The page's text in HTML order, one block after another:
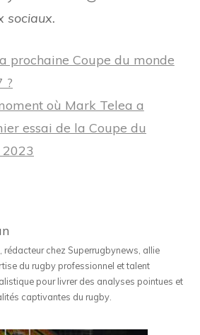
sociaux.
prochaine Coupe du monde
?
où Mark Telea a
essai de la Coupe du
rédacteur chez Superrugbynews, allie
du rugby professionnel et talent
pour livrer des analyses pointues et
captivantes du rugby.